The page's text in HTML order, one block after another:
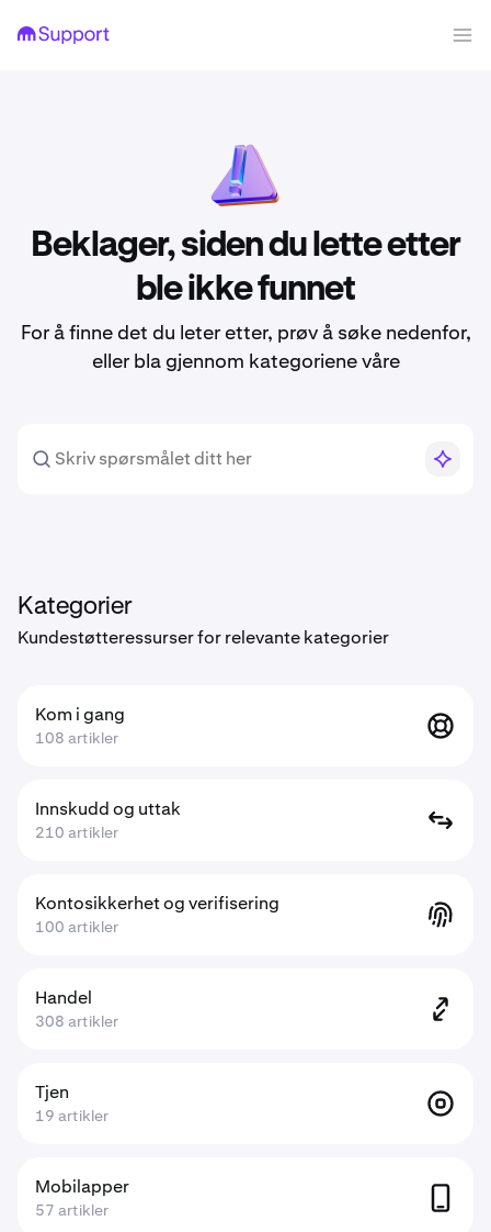
Beklager, siden du lette etter
ble ikke funnet
For å finne det du leter etter, prøv å søke nedenfor,
eller bla gjennom kategoriene våre
Kategorier
Kundestøtteressurser for relevante kategorier
Kom i gang
108 artikler
Innskudd og uttak
210 artikler
Kontosikkerhet og verifisering
100 artikler
Handel
308 artikler
Tjen
19 artikler
Mobilapper
57 artikler